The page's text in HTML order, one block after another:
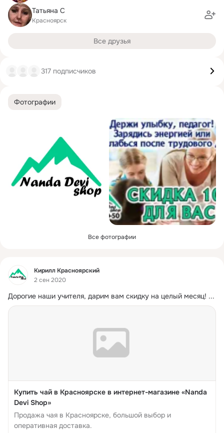
Фотографии
Все фотографии
Фид
Кирилл Красноярский
2 сен 2020
Дорогие наши учителя, дарим вам скидку на целый месяц! ...
Купить чай в Красноярске в интернет-магазине «Nanda
Devi Shop»
Продажа чая в Красноярске, большой выбор и
оперативная доставка.
Татьяна С
Красноярск
Все друзья
317 подписчиков